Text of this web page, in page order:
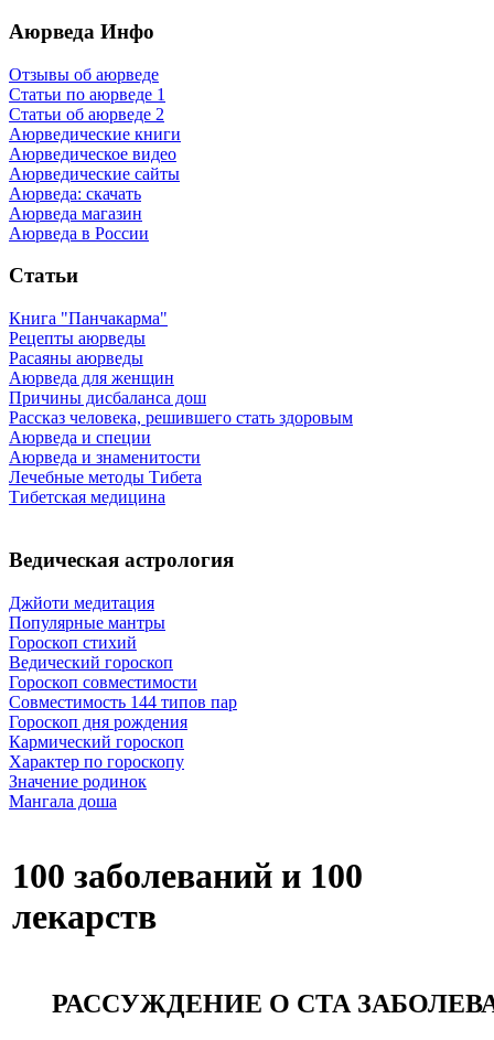
Аюрведа Инфо
Отзывы об аюрведе
Статьи по аюрведе 1
Статьи об аюрведе 2
Аюрведические книги
Аюрведическое видео
Аюрведические сайты
Аюрведа: скачать
Аюрведа магазин
Аюрведа в России
Статьи
Книга "Панчакарма"
Рецепты аюрведы
Расаяны аюрведы
Аюрведа для женщин
Причины дисбаланса дош
Рассказ человека, решившего стать здоровым
Аюрведа и специи
Аюрведа и знаменитости
Лечебные методы Тибета
Тибетская медицина
Ведическая астрология
Джйоти медитация
Популярные мантры
Гороскоп стихий
Ведический гороскоп
Гороскоп совместимости
Совместимость 144 типов пар
Гороскоп дня рождения
Кармический гороскоп
Характер по гороскопу
Значение родинок
Мангала доша
100 заболеваний и 100
лекарств
РАССУЖДЕНИЕ О СТА